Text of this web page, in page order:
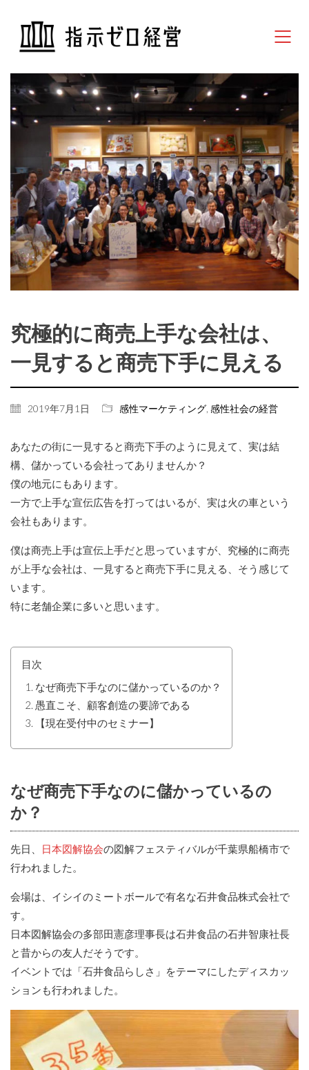
究極的に商売上手な会社は、
一見すると商売下手に見える
2019年7月1日 感性マーケティング 感性社会の経営
あなたの街に一見すると商売下手のように見えて、実は結
構、儲かっている会社ってありませんか？
僕の地元にもあります。
一方で上手な宣伝広告を打ってはいるが、実は火の車という
会社もあります。
僕は商売上手は宣伝上手だと思っていますが、究極的に商売
が上手な会社は、一見すると商売下手に見える、そう感じて
います。
特に老舗企業に多いと思います。
目次
なぜ商売下手なのに儲かっているのか？
愚直こそ、顧客創造の要諦である
【現在受付中のセミナー】
なぜ商売下手なのに儲かっているの
か？
先日、 日本図解協会の図解フェスティバルが千葉県船橋市で
行われました。
会場は、イシイのミートボールで有名な石井食品株式会社で
す。
日本図解協会の多部田憲彦理事長は石井食品の石井智康社長
と昔からの友人だそうです。
イベントでは「石井食品らしさ」をテーマにしたディスカッ
ションも行われました。